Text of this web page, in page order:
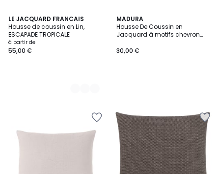
LE JACQUARD FRANCAIS
Housse de coussin en Lin,
ESCAPADE TROPICALE
à partir de
55,00 €
3
Couleurs
MADURA
Housse De Coussin en
Jacquard à motifs chevron
30,00 €